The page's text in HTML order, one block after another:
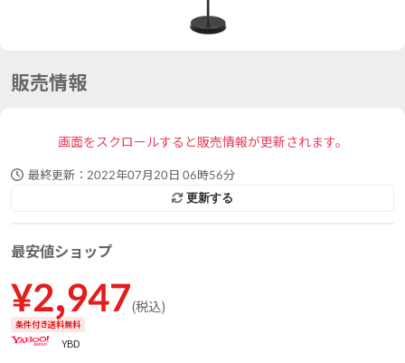
販売情報
画面をスクロールすると販売情報が更新されます。
最終更新： 2022年07月20日 06時56分
更新する
最安値ショップ
¥2,947(税込)
条件付き送料無料
YBD